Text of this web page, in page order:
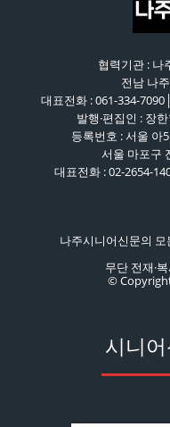
협력기관 : 나
전남 나
대표전화 : 061-334-
발행·편집인 : 장
등록번호 : 서울 아
서울 마포구
대표전화 : 02-2654-
나주시니어신문의
무단 전재·
©
시니